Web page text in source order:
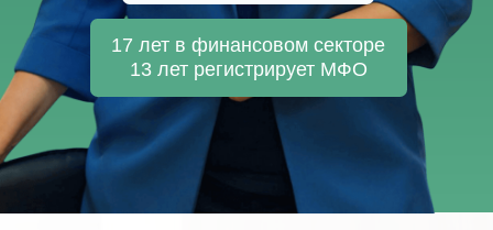
Финансовой организации
Прозрачные тарифы, чистая история,
официальная регистрация через Банк
МФО, МКК
Регистрируем с нуля или передаем